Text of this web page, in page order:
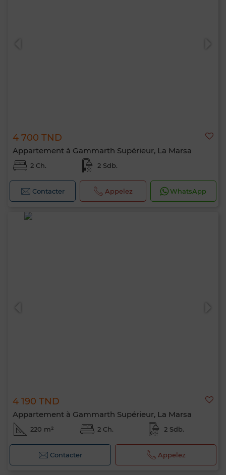
4 700 TND
Appartement à Gammarth Supérieur, La Marsa
2 Ch. 2 Sdb.
Contacter Appelez WhatsApp
4 190 TND
Appartement à Gammarth Supérieur, La Marsa
220 m² 2 Ch. 2 Sdb.
Contacter Appelez